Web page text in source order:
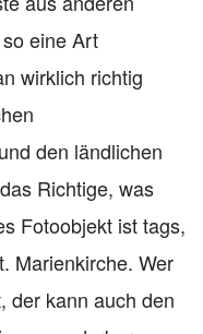
eine Art
wirklich richtig
den ländlichen
Richtige, was
Fotoobjekt ist tags,
Marienkirche. Wer
der kann auch den